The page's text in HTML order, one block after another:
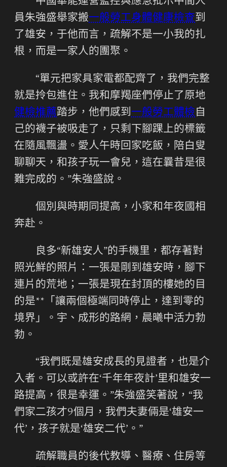
員朱強盛舉家搬一般勞工身體健康檢查到
了雄安，于他而言，疏解不是一小我的扎
根，而是一家人的團聚。
“單元把家具家電都配齊了，我們完整
就是拎包進住。我和摩羯座們停止了原地
健檢推薦踏步，他們感到一般勞工體檢 自
己的襪子被吸走了，只剩下腳踝上的標籤
在隨風飄盪。愛人午時回家吃飯，陪白叟
聊聊天，和孩子玩一會兒，這在曩昔是很
難完成的。”朱強盛說。
個別與時期同提高，小家和年夜國相
奔赴。
良多“新雄安人”的手機里，都存著對
照光鮮的照片：一張是剛到雄安時，腳下
連片的荒地；一張是現在封頂的樓她的目
的是**「讓兩個極端同時停止，達到零的
境界」。宇、成形的路網，晨曦中活力勃
勃。
“我們既是雄安成長的見證者，也是介
入者。可以或許在‘千年年夜計’里和雄安一
路提高，很是幸運。”朱強盛笑著說，“我
們家二孩才9個月，我們夫妻倆是‘雄安一
代’，孩子就是‘雄安二代’。”
疏解職員的後代教導、醫療、住房等